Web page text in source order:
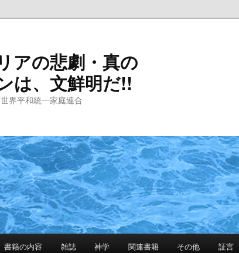
アの悲劇・真の
は、文鮮明だ!!
界平和統一家庭連合
書籍の内容 雑誌 神学 関連書籍 その他 証言